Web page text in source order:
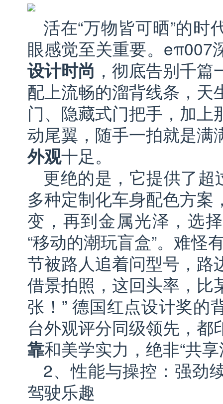
活在“万物皆可晒”的时
眼感觉至关重要。eπ007
设计时尚 ，彻底告别千
配上流畅的溜背线条，天
门、隐藏式门把手，加上
动尾翼，随手一拍就是满
外观十足。
更绝的是，它提供了
多种定制化车身配色方案
变，再到金属光泽，选
“移动的潮玩盲盒”。难怪
节被路人追着问型号，路
借景拍照，这回头率，比
张！” 德国红点设计奖的
台外观评分同级领先，都
靠和美学实力，绝非“共
2、性能与操控：强劲
驾驶乐趣